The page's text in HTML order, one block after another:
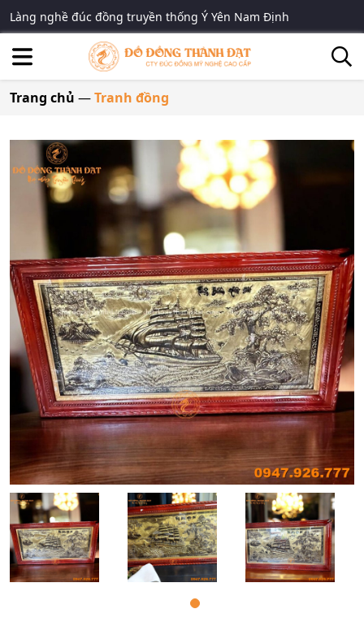
Làng nghề đúc đồng truyền thống Ý Yên Nam Định
Trang chủ —Tranh đồng